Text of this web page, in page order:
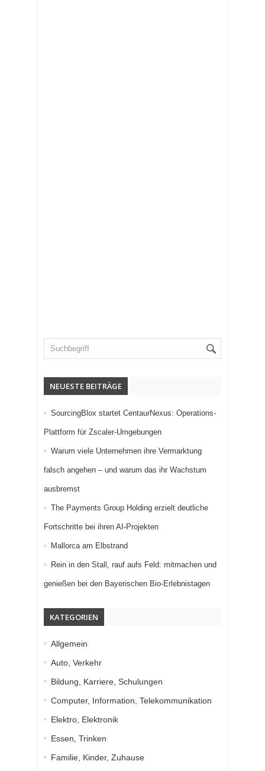
NEUESTE BEITRÄGE
SourcingBlox startet CentaurNexus: Operations-
Plattform für Zscaler-Umgebungen
Warum viele Unternehmen ihre Vermarktung
falsch angehen – und warum das ihr Wachstum
ausbremst
The Payments Group Holding erzielt deutliche
Fortschritte bei ihren AI-Projekten
Mallorca am Elbstrand
Rein in den Stall, rauf aufs Feld: mitmachen und
genießen bei den Bayerischen Bio-Erlebnistagen
KATEGORIEN
Allgemein
Auto, Verkehr
Bildung, Karriere, Schulungen
Computer, Information, Telekommunikation
Elektro, Elektronik
Essen, Trinken
Familie, Kinder, Zuhause